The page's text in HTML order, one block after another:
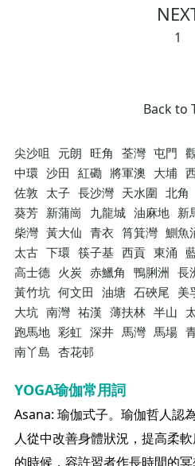
1
Back to
尖沙咀 元朗 旺角 荃灣 屯門
中環 沙田 紅磡 將軍澳 大埔
佐敦 太子 長沙灣 天水圍 北角
葵芳 新蒲崗 九龍城 油麻地 新
柴灣 黃大仙 青衣 筲箕灣 鰂魚
太古 下環 筷子基 西貢 東涌
高士德 火炭 赤鱲角 鴨脷洲 長
黃竹坑 何文田 油塘 石硤尾 美
大坑 南灣 祐漢 薄扶林 半山
跑馬地 彩虹 深井 馬灣 馬場
南丫島 杏花邨
YOGA瑜伽常用詞
Asana: 瑜伽式子。瑜伽哲人認
人從中改善身體狀況，提高柔
的時候，容許習者作長時間的冥